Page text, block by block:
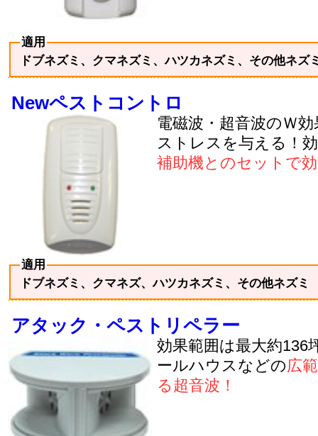
適用
ドブネズミ、クマネズミ、ハツカネズミ、その他ネズ
Newペストコントロ
電磁波・超音波のＷ
ストレスを与える！
補助機とのセットで
適用
ドブネズミ、クマネズ、ハツカネズミ、その他ネズミ
アタック・ペストリペラー
効果範囲は最大約136
ールハウスなどの広
る超音波！